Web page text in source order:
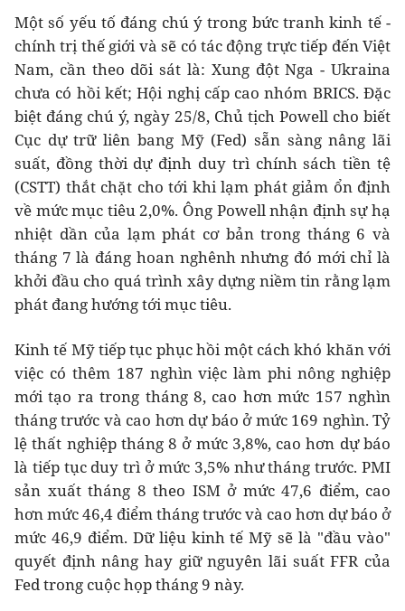
Một số yếu tố đáng chú ý trong bức tranh kinh tế -
chính trị thế giới và sẽ có tác động trực tiếp đến Việt
Nam, cần theo dõi sát là: Xung đột Nga - Ukraina
chưa có hồi kết; Hội nghị cấp cao nhóm BRICS. Đặc
biệt đáng chú ý, ngày 25/8, Chủ tịch Powell cho biết
Cục dự trữ liên bang Mỹ (Fed) sẵn sàng nâng lãi
suất, đồng thời dự định duy trì chính sách tiền tệ
(CSTT) thắt chặt cho tới khi lạm phát giảm ổn định
về mức mục tiêu 2,0%. Ông Powell nhận định sự hạ
nhiệt dần của lạm phát cơ bản trong tháng 6 và
tháng 7 là đáng hoan nghênh nhưng đó mới chỉ là
khởi đầu cho quá trình xây dựng niềm tin rằng lạm
phát đang hướng tới mục tiêu.
Kinh tế Mỹ tiếp tục phục hồi một cách khó khăn với
việc có thêm 187 nghìn việc làm phi nông nghiệp
mới tạo ra trong tháng 8, cao hơn mức 157 nghìn
tháng trước và cao hơn dự báo ở mức 169 nghìn. Tỷ
lệ thất nghiệp tháng 8 ở mức 3,8%, cao hơn dự báo
là tiếp tục duy trì ở mức 3,5% như tháng trước. PMI
sản xuất tháng 8 theo ISM ở mức 47,6 điểm, cao
hơn mức 46,4 điểm tháng trước và cao hơn dự báo ở
mức 46,9 điểm. Dữ liệu kinh tế Mỹ sẽ là "đầu vào"
quyết định nâng hay giữ nguyên lãi suất FFR của
Fed trong cuộc họp tháng 9 này.